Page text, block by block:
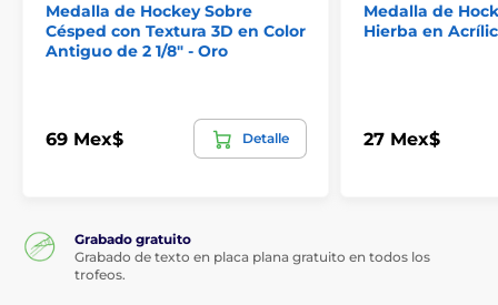
Medalla de Hockey Sobre
Césped con Textura 3D en Color
Antiguo de 2 1/8" - Oro
69 Mex$ Detalle
Medalla de
Hierba en
27 Mex$
Grabado gratuito
Grabado de texto en placa plana gratuito en todos los
trofeos.